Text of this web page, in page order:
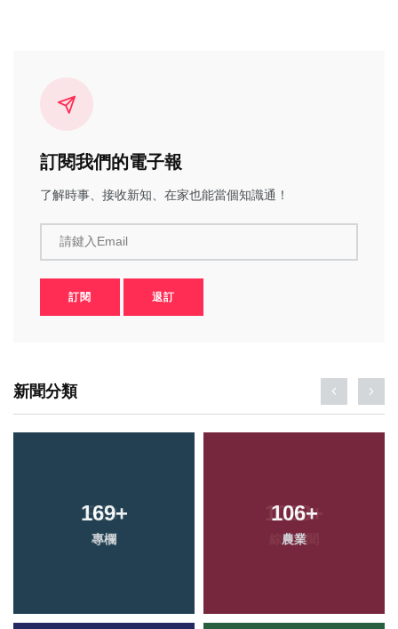
訂閱我們的電子報
了解時事、接收新知、在家也能當個知識通！
請鍵入Email
訂閱 退訂
新聞分類
169+
專欄
106+
農業